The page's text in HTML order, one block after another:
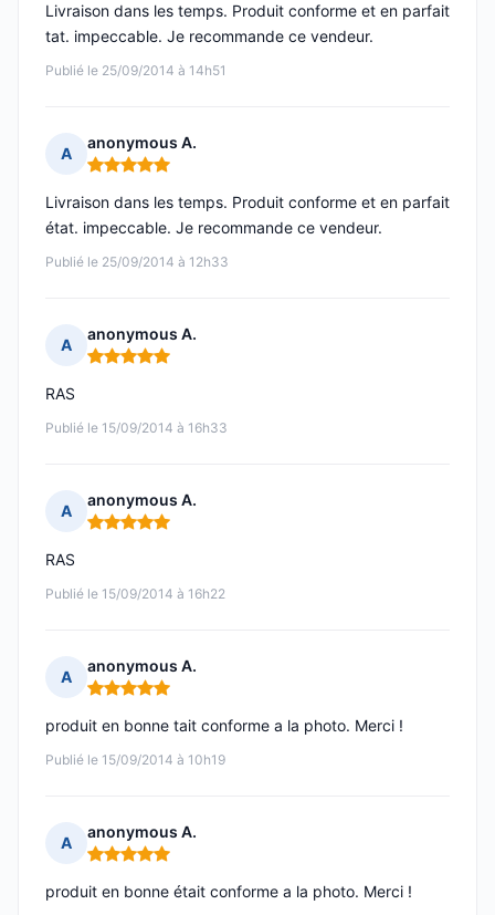
Publié le 25/09/2014 à 14h51
Livraison dans les temps. Produit conforme et en parfait
tat. impeccable. Je recommande ce vendeur.
A
anonymous A.
Note : 5 sur 5
Publié le 25/09/2014 à 12h33
Livraison dans les temps. Produit conforme et en parfait
état. impeccable. Je recommande ce vendeur.
A
anonymous A.
Note : 5 sur 5
Publié le 15/09/2014 à 16h33
RAS
A
anonymous A.
Note : 5 sur 5
Publié le 15/09/2014 à 16h22
RAS
A
anonymous A.
Note : 5 sur 5
Publié le 15/09/2014 à 10h19
produit en bonne tait conforme a la photo. Merci !
A
anonymous A.
Note : 5 sur 5
produit en bonne était conforme a la photo. Merci !